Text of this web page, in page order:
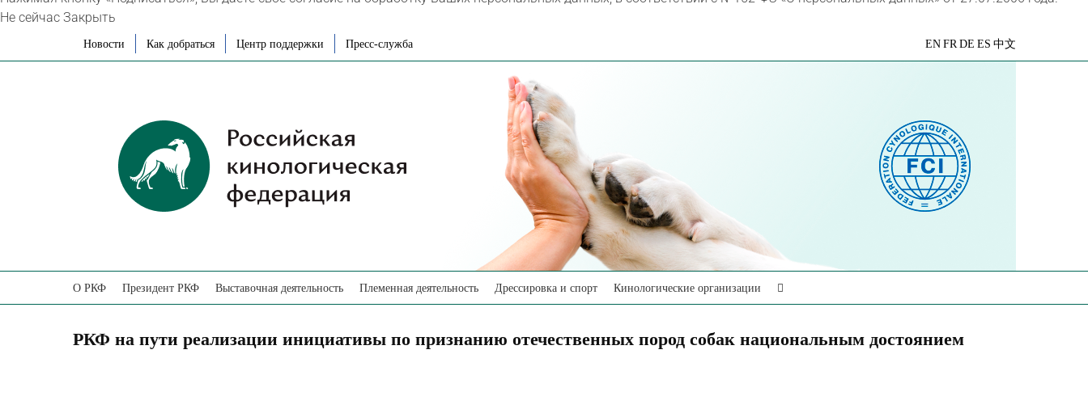
Не сейчас Закрыть
Новости Как добраться Центр поддержки Пресс-служба
Яндекс
EN FR DE ES 中文
О РКФ Президент РКФ Выставочная деятельность Племенная деятельность Дрессировка и спорт Кинологические организации
РКФ на пути реализации инициативы по признанию отечественных пород собак национальным достоянием